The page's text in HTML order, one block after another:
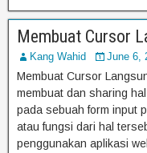
Membuat Cursor
Kang Wahid June 6,
Membuat Cursor
membuat dan sharing
pada sebuah form input
atau fungsi dari hal
penggunakan aplikasi